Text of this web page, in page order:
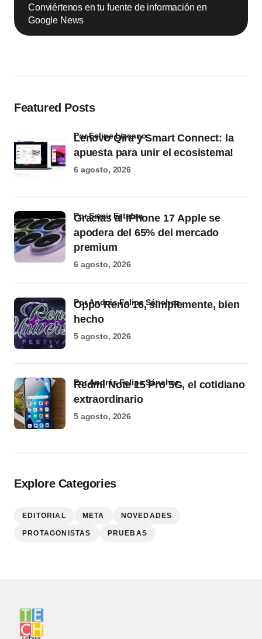
Conviértenos en tu fuente de información en
Google News
Featured Posts
Lenovo Qira y Smart Connect: la
apuesta para unir el ecosistema!
por Felipe Lizcano
6 agosto, 2026
Gracias al iPhone 17 Apple se
apodera del 65% del mercado
premium
por Samir Estefan
6 agosto, 2026
Oppo Reno 16, simplemente, bien
hecho
por Andrés Felipe Sánchez
5 agosto, 2026
Redmi Note 15 Pro 5G, el cotidiano
extraordinario
por Andrés Felipe Sánchez
5 agosto, 2026
Explore Categories
EDITORIAL META NOVEDADES
PROTAGONISTAS PRUEBAS